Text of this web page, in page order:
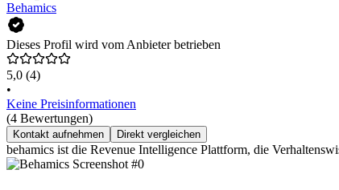
Behamics
Dieses Profil wird vom Anbieter betrieben
5,0 (4)
•
Keine Preisinformationen
(4 Bewertungen)
Kontakt aufnehmen Direkt vergleichen
behamics ist die Revenue Intelligence Plattform, die